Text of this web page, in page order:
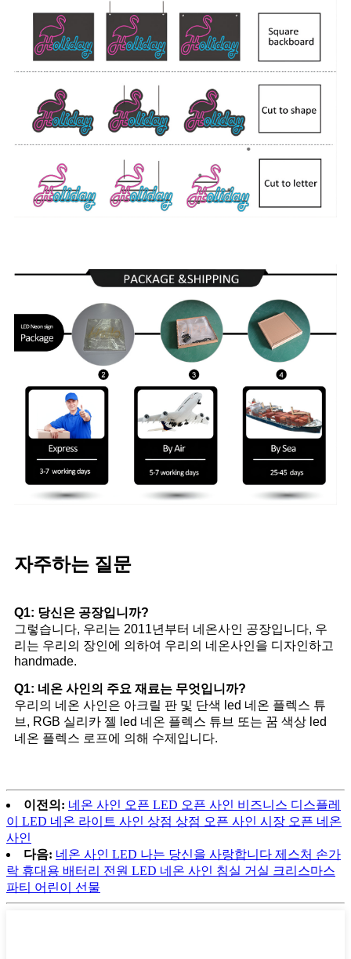
자주하는 질문
Q1: 당신은 공장입니까?
그렇습니다, 우리는 2011년부터 네온사인 공장입니다, 우
리는 우리의 장인에 의하여 우리의 네온사인을 디자인하고
handmade.
Q1: 네온 사인의 주요 재료는 무엇입니까?
우리의 네온 사인은 아크릴 판 및 단색 led 네온 플렉스 튜
브, RGB 실리카 젤 led 네온 플렉스 튜브 또는 꿈 색상 led
네온 플렉스 로프에 의해 수제입니다.
이전의: 네온 사인 오픈 LED 오픈 사인 비즈니스 디스플레
이 LED 네온 라이트 사인 상점 상점 오픈 사인 시장 오픈 네온
사인
다음: 네온 사인 LED 나는 당신을 사랑합니다 제스처 손가
락 휴대용 배터리 전원 LED 네온 사인 침실 거실 크리스마스
파티 어린이 선물